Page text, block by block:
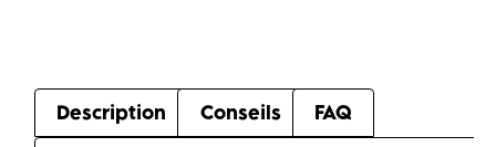
Description Conseils
FAQ